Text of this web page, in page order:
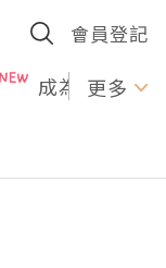
會員登記
成為U更多